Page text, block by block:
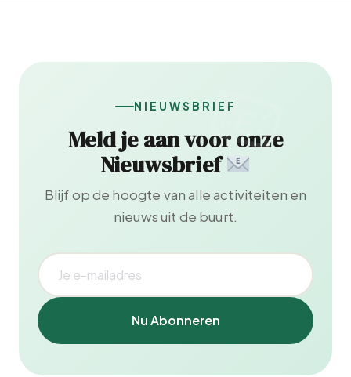
NIEUWSBRIEF
Meld je aan voor onze
Nieuwsbrief
Blijf op de hoogte van alle activiteiten en
nieuws uit de buurt.
Nu Abonneren